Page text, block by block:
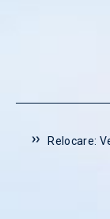
Relocare: